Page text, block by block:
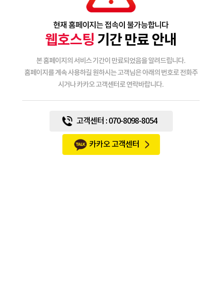
현재 홈페이지는 접속이 불가능합니다
웹호스팅 기간 만료 안내
본 홈페이지의 서비스 기간이 만료되었음을 알려드립니다.
홈페이지를 계속 사용하길 원하시는 고객님은 아래의 번호로 전화주
시거나 카카오 고객센터로 연락바랍니다.
고객센터 : 070-8098-8054
카카오 고객센터